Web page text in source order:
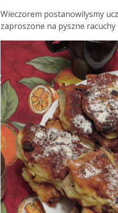
Wieczorem postanowilysmy
zaproszone na pyszne